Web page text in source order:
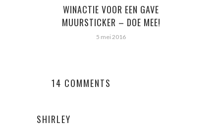
WINACTIE VOOR EEN GAVE
MUURSTICKER – DOE MEE!
5 mei 2016
14 COMMENTS
SHIRLEY